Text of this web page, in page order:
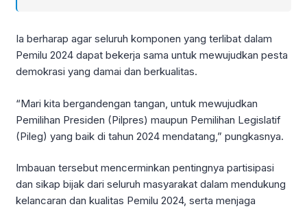
Ia berharap agar seluruh komponen yang terlibat dalam
Pemilu 2024 dapat bekerja sama untuk mewujudkan pesta
demokrasi yang damai dan berkualitas.
“Mari kita bergandengan tangan, untuk mewujudkan
Pemilihan Presiden (Pilpres) maupun Pemilihan Legislatif
(Pileg) yang baik di tahun 2024 mendatang,” pungkasnya.
Imbauan tersebut mencerminkan pentingnya partisipasi
dan sikap bijak dari seluruh masyarakat dalam mendukung
kelancaran dan kualitas Pemilu 2024, serta menjaga